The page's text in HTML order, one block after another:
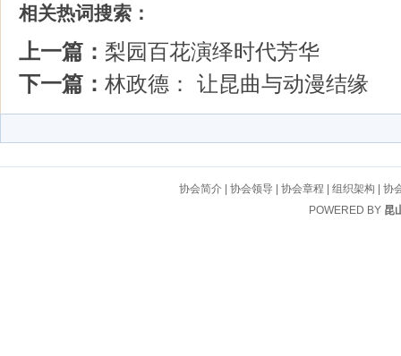
相关热词搜索：
上一篇： 梨园百花演绎时代芳华
下一篇： 林政德： 让昆曲与动漫结缘
协会简介 |协会领导 |协会章程 |组织架构 |协
POWERED BY 昆